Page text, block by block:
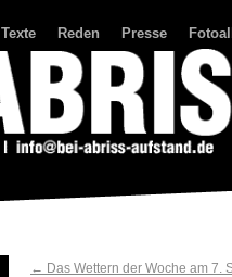
Texte Reden Presse
← Das Wettern der Woche am 7.